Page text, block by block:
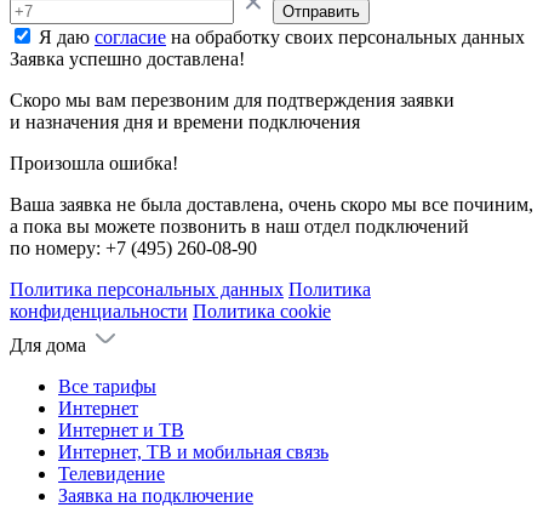
Отправить
Я даю согласие на обработку своих персональных данных
Заявка успешно доставлена!
Скоро мы вам перезвоним для подтверждения заявки
и назначения дня и времени подключения
Произошла ошибка!
Ваша заявка не была доставлена, очень скоро мы все починим,
а пока вы можете позвонить в наш отдел подключений
по номеру: +7 (495) 260-08-90
Политика персональных данных Политика
конфиденциальности Политика cookie
Для дома
Все тарифы
Интернет
Интернет и ТВ
Интернет, ТВ и мобильная связь
Телевидение
Заявка на подключение